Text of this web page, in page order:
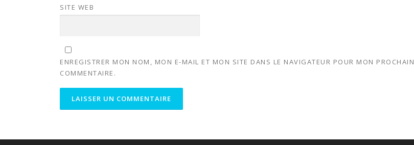
SITE WEB
ENREGISTRER MON NOM, MON E-MAIL ET MON SITE DANS LE NAVIGATEUR POUR MON PROCHAIN
COMMENTAIRE.